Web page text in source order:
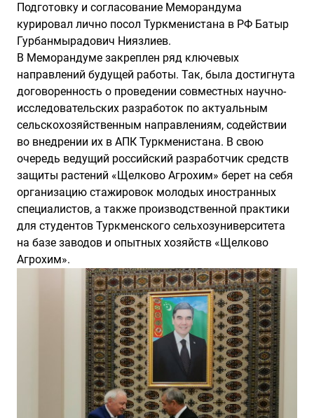
Подготовку и согласование Меморандума
курировал лично посол Туркменистана в РФ Батыр
Гурбанмырадович Ниязлиев.
В Меморандуме закреплен ряд ключевых
направлений будущей работы. Так, была достигнута
договоренность о проведении совместных научно-
исследовательских разработок по актуальным
сельскохозяйственным направлениям, содействии
во внедрении их в АПК Туркменистана. В свою
очередь ведущий российский разработчик средств
защиты растений «Щелково Агрохим» берет на себя
организацию стажировок молодых иностранных
специалистов, а также производственной практики
для студентов Туркменского сельхозуниверситета
на базе заводов и опытных хозяйств «Щелково
Агрохим».